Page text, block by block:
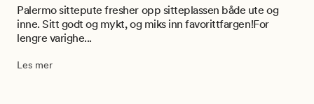
Palermo sittepute fresher opp sitteplassen både ute og
inne. Sitt godt og mykt, og miks inn favorittfargen!For
lengre varighe...
Les mer